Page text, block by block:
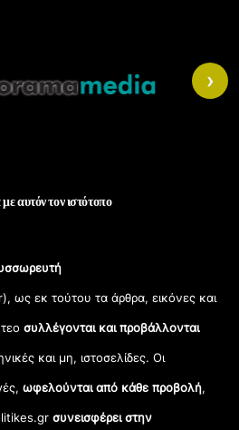
Top
αυτόν τον ιστότοπο
ως εκ τούτου τα άρθρα, εικόνες και
συλλέγονται και προβάλλονται
και μη, ιστοσελίδες. Οι
ωφελούνται από κάθε προβολή,
συνεισφέρει στην
›